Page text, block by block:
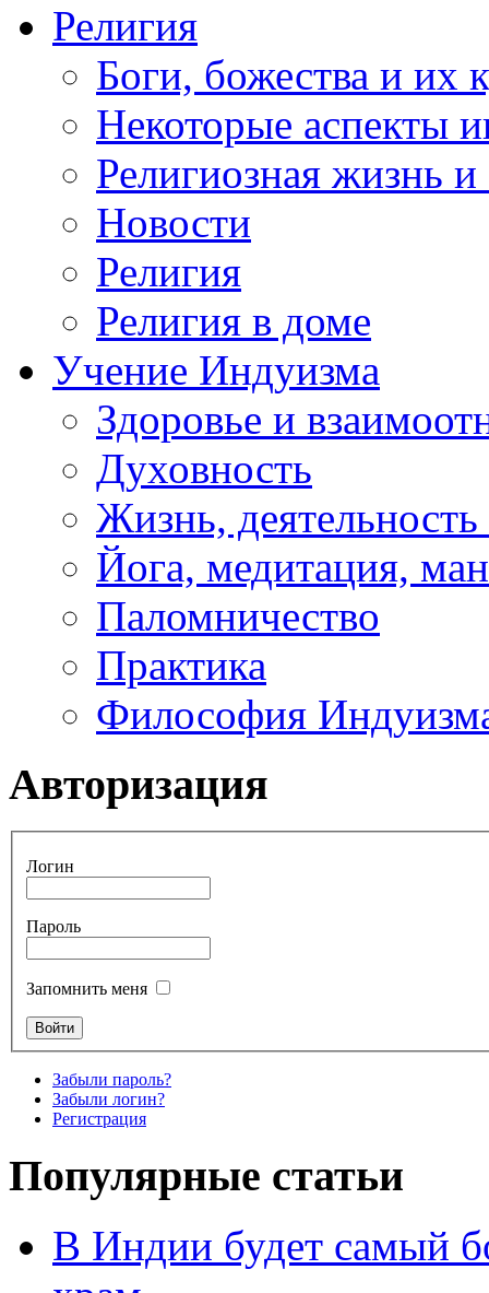
Религия
Боги, божества и их
Некоторые аспекты
Религиозная жизнь
Новости
Религия
Религия в доме
Учение Индуизма
Здоровье и
Духовность
Жизнь, деятельность
Йога, медитация,
Паломничество
Практика
Философия
Авторизация
Логин
Пароль
Запомнить меня
Забыли пароль?
Забыли логин?
Регистрация
Популярные статьи
В Индии будет самый